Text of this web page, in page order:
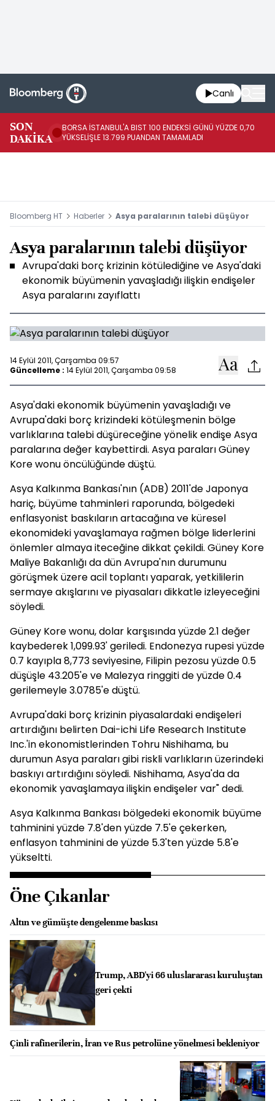
Canlı
SON
DAKİKA
BORSA İSTANBUL'A BIST 100 ENDEKSİ GÜNÜ YÜZDE 0,70
YÜKSELİŞLE 13.799 PUANDAN TAMAMLADI
Bloomberg HT Haberler Asya paralarının talebi düşüyor
Asya paralarının talebi düşüyor
Avrupa'daki borç krizinin kötülediğine ve Asya'daki
ekonomik büyümenin yavaşladığı ilişkin endişeler
Asya paralarını zayıflattı
14 Eylül 2011, Çarşamba 09:57
Güncelleme : 14 Eylül 2011, Çarşamba 09:58
Asya'daki ekonomik büyümenin yavaşladığı ve
Avrupa'daki borç krizindeki kötüleşmenin bölge
varlıklarına talebi düşüreceğine yönelik endişe Asya
paralarına değer kaybettirdi. Asya paraları Güney
Kore wonu öncülüğünde düştü.
Asya Kalkınma Bankası'nın (ADB) 2011'de Japonya
hariç, büyüme tahminleri raporunda, bölgedeki
enflasyonist baskıların artacağına ve küresel
ekonomideki yavaşlamaya rağmen bölge liderlerini
önlemler almaya iteceğine dikkat çekildi. Güney Kore
Maliye Bakanlığı da dün Avrupa'nın durumunu
görüşmek üzere acil toplantı yaparak, yetkililerin
sermaye akışlarını ve piyasaları dikkatle izleyeceğini
söyledi.
Güney Kore wonu, dolar karşısında yüzde 2.1 değer
kaybederek 1,099.93' geriledi. Endonezya rupesi yüzde
0.7 kayıpla 8,773 seviyesine, Filipin pezosu yüzde 0.5
düşüşle 43.205'e ve Malezya ringgiti de yüzde 0.4
gerilemeyle 3.0785'e düştü.
Avrupa'daki borç krizinin piyasalardaki endişeleri
artırdığını belirten Dai-ichi Life Research Institute
Inc.'in ekonomistlerinden Tohru Nishihama, bu
durumun Asya paraları gibi riskli varlıkların üzerindeki
baskıyı artırdığını söyledi. Nishihama, Asya'da da
ekonomik yavaşlamaya ilişkin endişeler var" dedi.
Asya Kalkınma Bankası bölgedeki ekonomik büyüme
tahminini yüzde 7.8'den yüzde 7.5'e çekerken,
enflasyon tahminini de yüzde 5.3'ten yüzde 5.8'e
yükseltti.
Öne Çıkanlar
Altın ve gümüşte dengelenme baskısı
Trump, ABD'yi 66 uluslararası kuruluştan
geri çekti
Çinli rafinerilerin, İran ve Rus petrolüne yönelmesi bekleniyor